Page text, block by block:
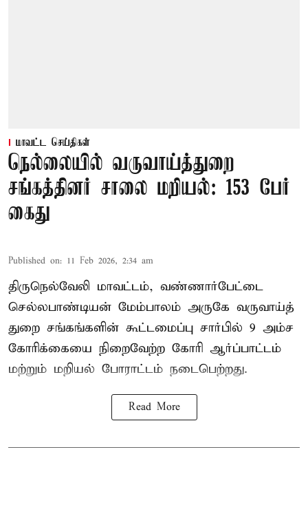
மாவட்ட செய்திகள்
நெல்லையில் வருவாய்த்துறை
சங்கத்தினர் சாலை மறியல்: 153 பேர்
கைது
Published on: 11 Feb 2026, 2:34 am
திருநெல்வேலி மாவட்டம், வண்ணார்பேட்டை
செல்லபாண்டியன் மேம்பாலம் அருகே வருவாய்த்
துறை சங்கங்களின் கூட்டமைப்பு சார்பில் 9 அம்ச
கோரிக்கையை நிறைவேற்ற கோரி ஆர்ப்பாட்டம்
மற்றும் மறியல் போராட்டம் நடைபெற்றது.
Read More